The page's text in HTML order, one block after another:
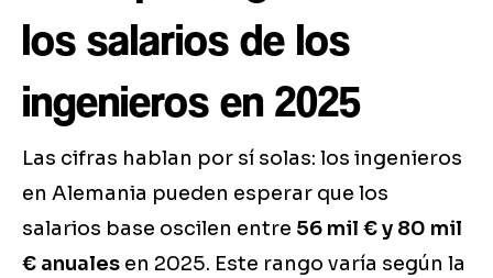
los salarios de los
ingenieros en 2025
Las cifras hablan por sí solas: los ingenieros
en Alemania pueden esperar que los
salarios base oscilen entre 56 mil € y 80 mil
€ anuales en 2025. Este rango varía según la